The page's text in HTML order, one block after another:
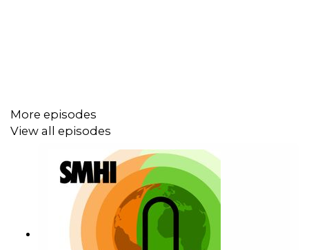
Vill du lära dig mer om klimatanpassning?
läsa mer.
SMHI-podden produceras av SMHI – Sveriges
meteorologiska och hydrologiska institut.
på smhi.se | E-post till redaktionen:
podden@smhi.se
More episodes
View all episodes